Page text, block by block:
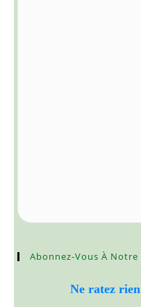
Abonnez-Vous À
Ne ratez